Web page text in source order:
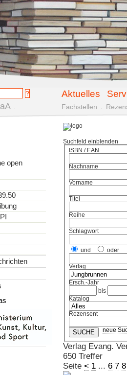
Aktuelles
aA Fachstellen
Suchfeld einblenden
ISBN / EAN
Nachname
Vorname
Titel
Reihe
Schlagwort
und oder
Verlag
Ersch.-Jahr
bis
Katalog
Rezensent
neue
Verlag Evang.
650 Treffer
Seite < 1... 6 7 8
open